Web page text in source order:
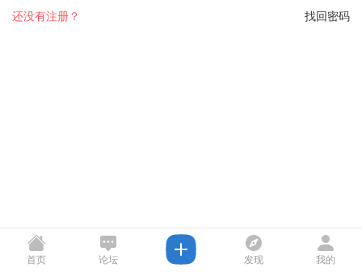
找回密码
还没有注册？
首页 论坛 发现 我的